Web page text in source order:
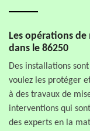
Les opérations de
dans le 86250
Des installations
voulez les protéger
à des travaux de
interventions qui
des experts en la